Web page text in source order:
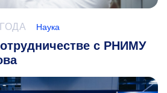
Наука
с РНИМУ